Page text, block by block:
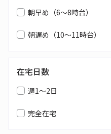
朝早め（6～8時台）
朝遅め（10～11時台）
在宅日数
週1～2日
完全在宅